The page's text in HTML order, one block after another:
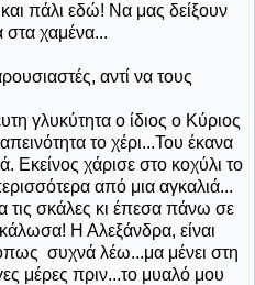
πάλι εδώ! Να μας δείξουν
στα χαμένα...
αντί να τους
γλυκύτητα ο ίδιος ο Κύριος
το χέρι...Του έκανα
Εκείνος χάρισε στο κοχύλι το
από μια αγκαλιά...
τις σκάλες κι έπεσα πάνω σε
Η Αλεξάνδρα, είναι
συχνά λέω...μα μένει στη
μέρες πριν...το μυαλό μου